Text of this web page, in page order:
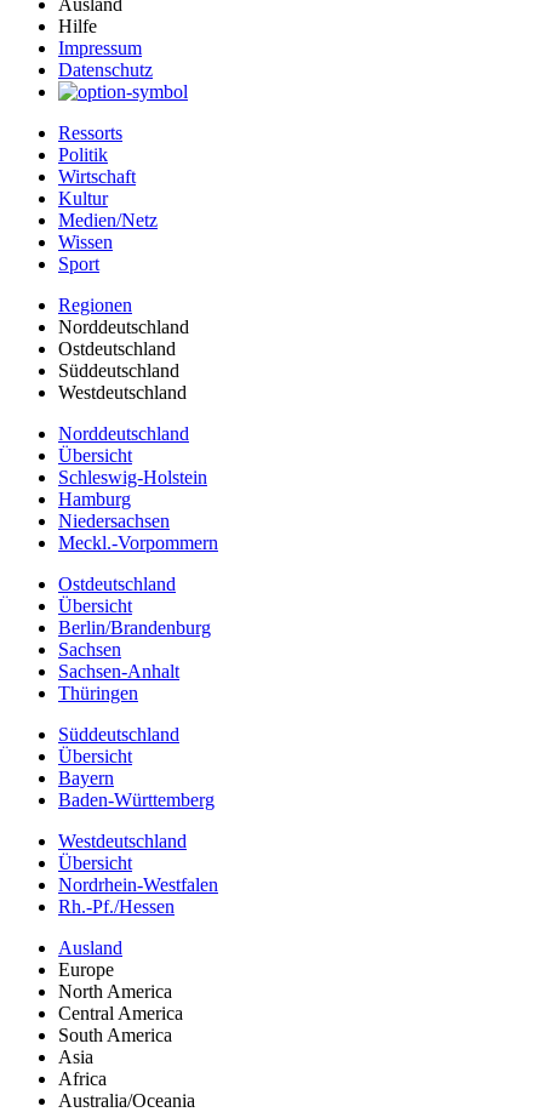
Hilfe
Impressum
Datenschutz
Ressorts
Politik
Wirtschaft
Kultur
Medien/Netz
Wissen
Sport
Regionen
Norddeutschland
Ostdeutschland
Süddeutschland
Westdeutschland
Norddeutschland
Übersicht
Schleswig-Holstein
Hamburg
Niedersachsen
Meckl.-Vorpommern
Ostdeutschland
Übersicht
Berlin/Brandenburg
Sachsen
Sachsen-Anhalt
Thüringen
Süddeutschland
Übersicht
Bayern
Baden-Württemberg
Westdeutschland
Übersicht
Nordrhein-Westfalen
Rh.-Pf./Hessen
Ausland
Europe
North America
Central America
South America
Asia
Africa
Australia/Oceania